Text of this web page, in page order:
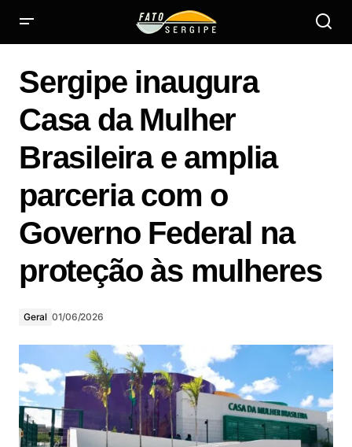
Sergipe inaugura
Casa da Mulher
Brasileira e amplia
parceria com o
Governo Federal na
proteção às mulheres
Geral 01/06/2026